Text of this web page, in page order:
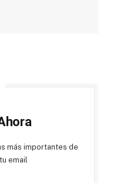
más importantes de
email